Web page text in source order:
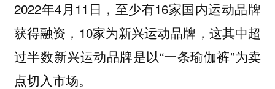
2022年4月11日，至少有16家国内运动品牌
获得融资，10家为新兴运动品牌，这其中超
过半数新兴运动品牌是以“一条瑜伽裤”为卖
点切入市场。